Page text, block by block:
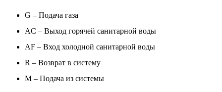
G – Подача газа
AC – Выход горячей санитарной воды
AF – Вход холодной санитарной воды
R – Возврат в систему
M – Подача из системы